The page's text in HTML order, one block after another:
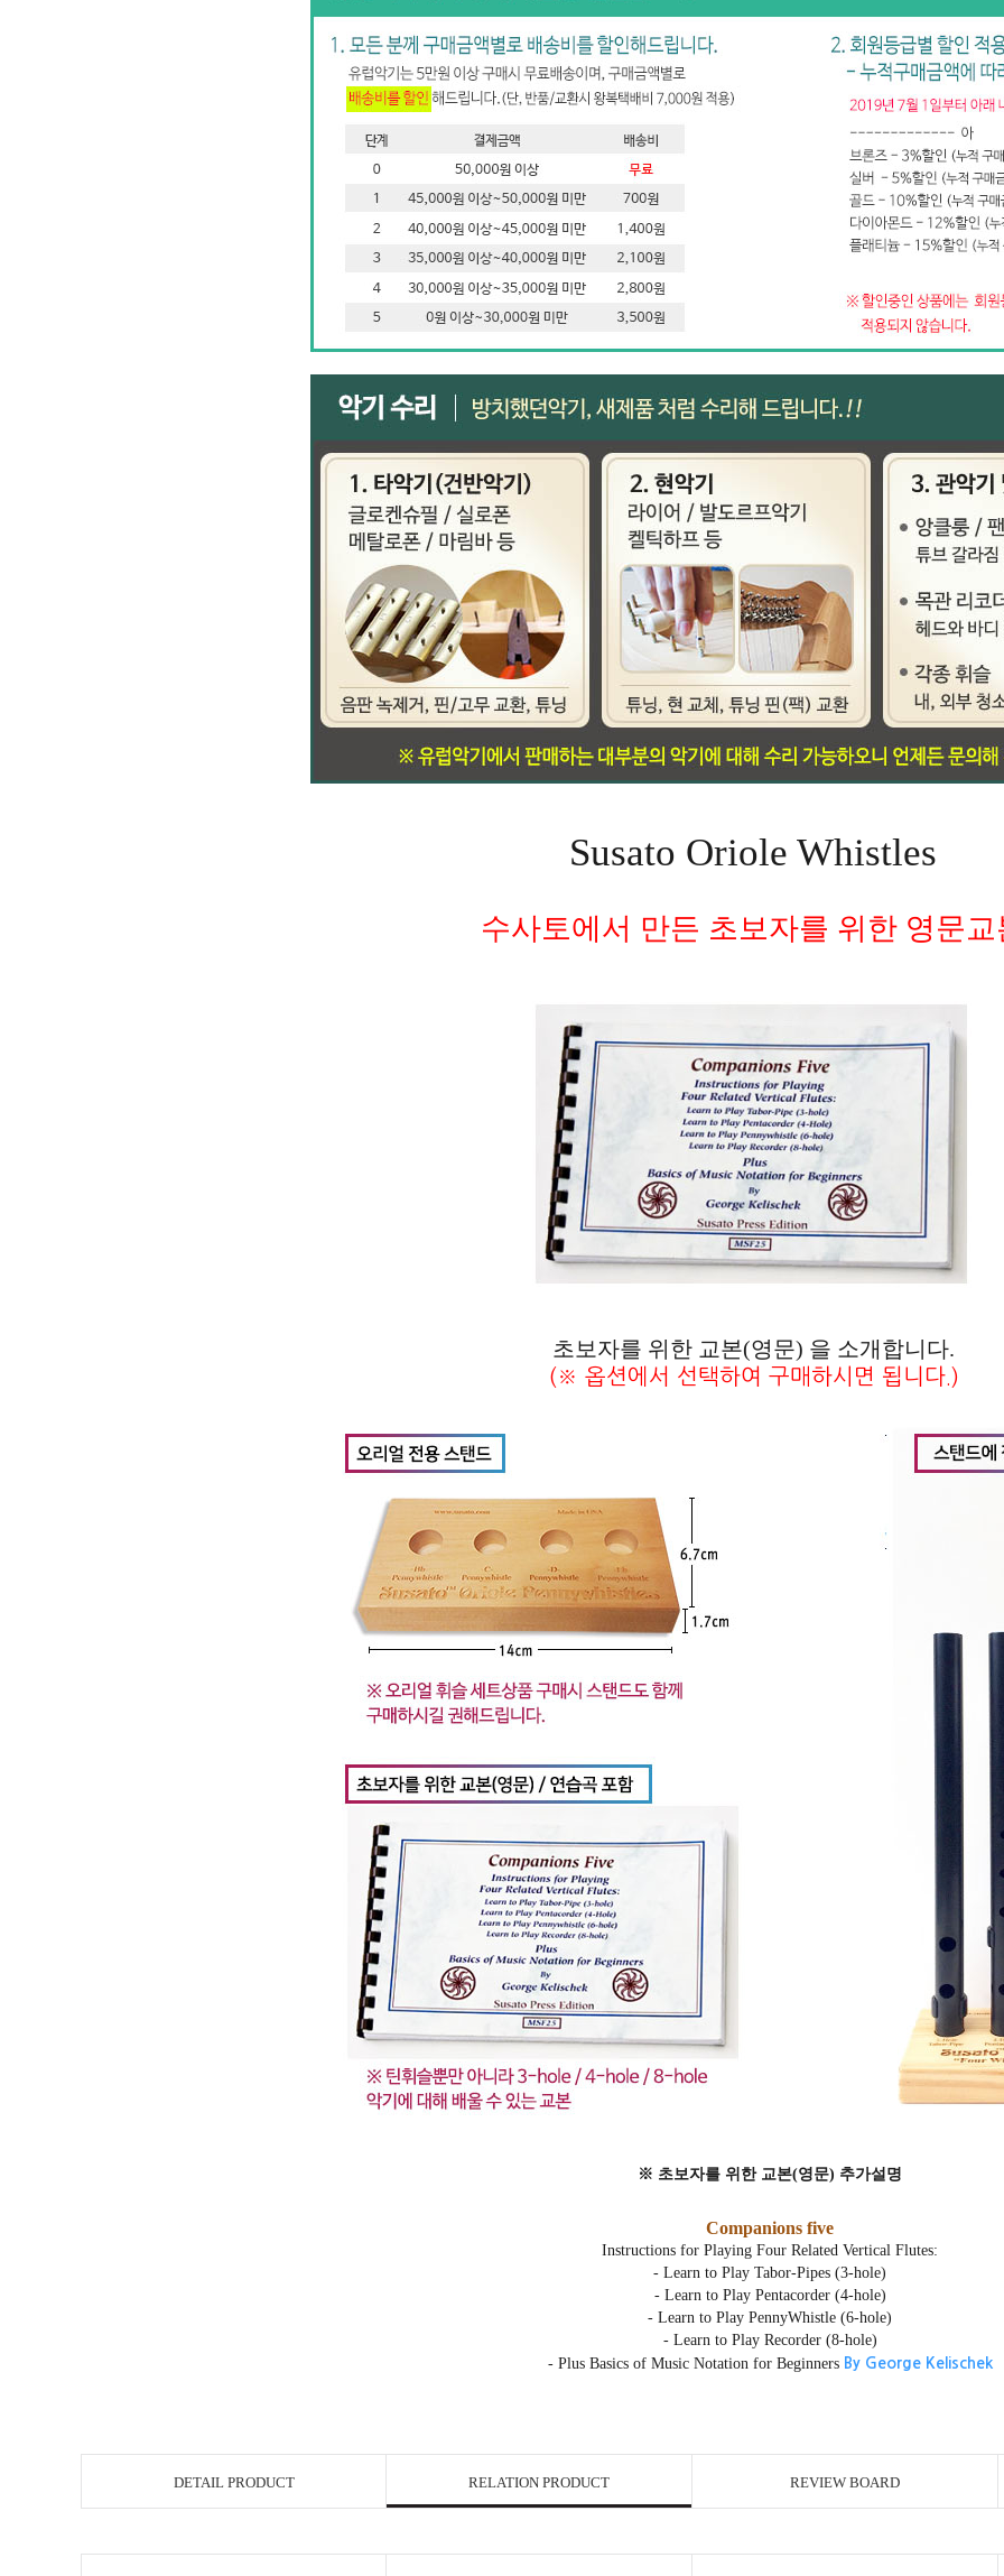
Susato Oriole Whistles
수사토에서 만든 초보자를 위한 영문교
초보자를 위한 교본(영문) 을 소개합니다.
(※ 옵션에서 선택하여 구매하시면 됩니다.)
※ 초보자를 위한 교본(영문) 추가설명
Companions five
Instructions for Playing Four Related Vertical Flutes:
- Learn to Play Tabor-Pipes (3-hole)
- Learn to Play Pentacorder (4-hole)
- Learn to Play PennyWhistle (6-hole)
- Learn to Play Recorder (8-hole)
- Plus Basics of Music Notation for Beginners By George Kelischek
DETAIL PRODUCT RELATION PRODUCT REVIEW BOARD